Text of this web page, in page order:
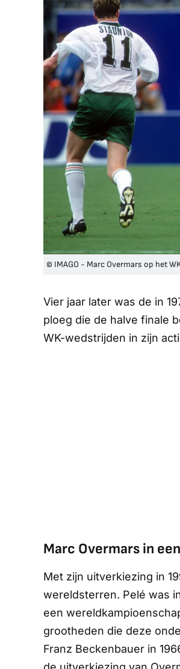
© IMAGO - Marc Overmars op het
Vier jaar later was de in
ploeg die de halve finale
WK-wedstrijden in zijn
Marc Overmars in
Met zijn uitverkiezing in
wereldsterren. Pelé was
een
grootheden die deze
Franz Beckenbauer in